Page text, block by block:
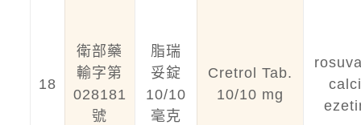
18
衛部藥
輸字第
028181
號
脂瑞
妥錠
10/10
毫克
Cretrol Tab.
10/10 mg